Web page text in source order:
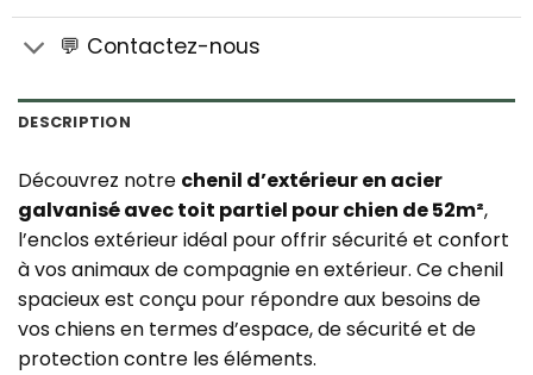
💬 Contactez-nous
DESCRIPTION
Découvrez notre chenil d’extérieur en acier
galvanisé avec toit partiel pour chien de 52m²,
l’enclos extérieur idéal pour offrir sécurité et confort
à vos animaux de compagnie en extérieur. Ce chenil
spacieux est conçu pour répondre aux besoins de
vos chiens en termes d’espace, de sécurité et de
protection contre les éléments.